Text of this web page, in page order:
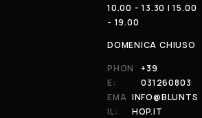
10.00 - 13.30 | 15.00
- 19.00
DOMENICA CHIUSO
PHON
E:
+39
031260803
EMA
IL:
INFO@BLUNTS
HOP.IT